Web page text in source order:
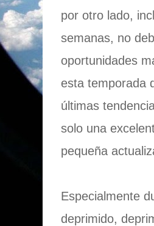
por otro lado,
semanas, no
oportunidades
esta temporada
últimas
solo una
pequeña
Especialmente
deprimido,